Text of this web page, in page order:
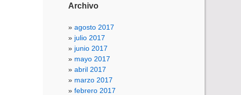
Archivo
agosto 2017
julio 2017
junio 2017
mayo 2017
abril 2017
marzo 2017
febrero 2017